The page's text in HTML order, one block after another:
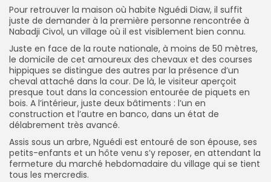
Pour retrouver la maison où habite Nguédi Diaw, il suffit
juste de demander à la première personne rencontrée à
Nabadji Civol, un village où il est visiblement bien connu.
Juste en face de la route nationale, à moins de 50 mètres,
le domicile de cet amoureux des chevaux et des courses
hippiques se distingue des autres par la présence d’un
cheval attaché dans la cour. De là, le visiteur aperçoit
presque tout dans la concession entourée de piquets en
bois. A l’intérieur, juste deux bâtiments : l’un en
construction et l’autre en banco, dans un état de
délabrement très avancé.
Assis sous un arbre, Nguédi est entouré de son épouse, ses
petits-enfants et un hôte venu s’y reposer, en attendant la
fermeture du marché hebdomadaire du village qui se tient
tous les mercredis.